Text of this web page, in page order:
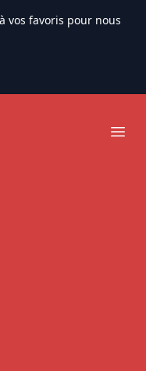
vos favoris pour nous